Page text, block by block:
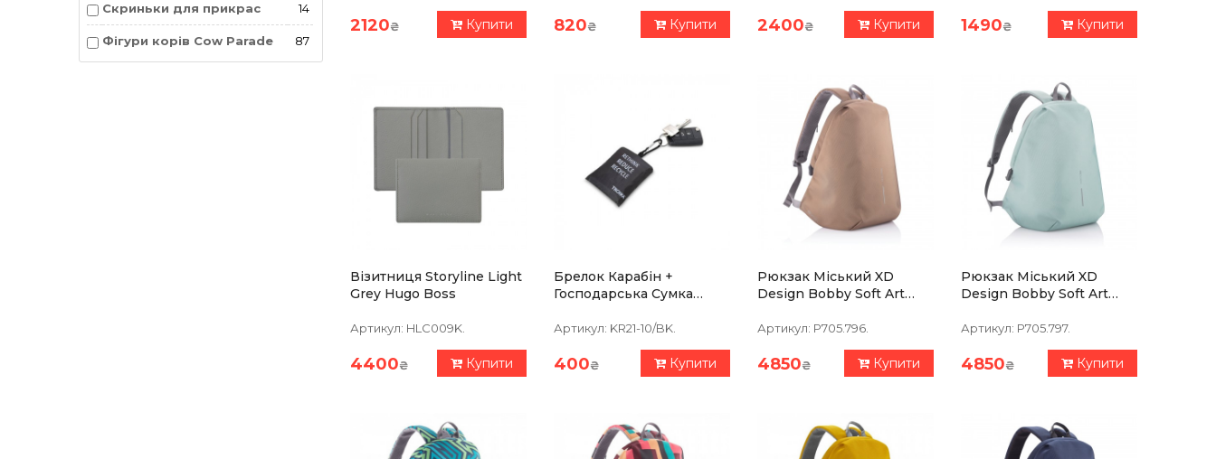
Скриньки для прикрас 14
Фігури корів Cow Parade 87
2120₴ Купити 820₴ Купити 2400₴ Купити 1490₴ Купити
Візитниця Storyline Light
Grey Hugo Boss
Артикул: HLC009K.
4400₴ Купити
Брелок Карабін +
Господарська Сумка
Артикул: KR21-10/BK.
400₴ Купити
Рюкзак Міський XD
Design Bobby Soft Art
Артикул: P705.796.
4850₴ Купити
Рюкзак Міський XD
Design Bobby Soft Art
Артикул: P705.797.
4850₴ Купити